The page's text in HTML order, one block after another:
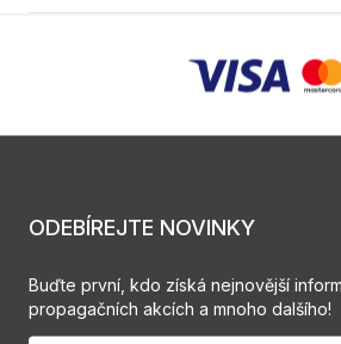
ODEBÍREJTE NOVINKY
Buďte první, kdo získá nejnovější
propagačních akcích a mnoho dalšího!